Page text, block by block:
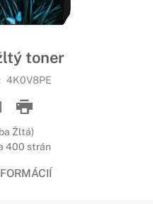
toner
4K0V8PE
Žltá)
400 strán